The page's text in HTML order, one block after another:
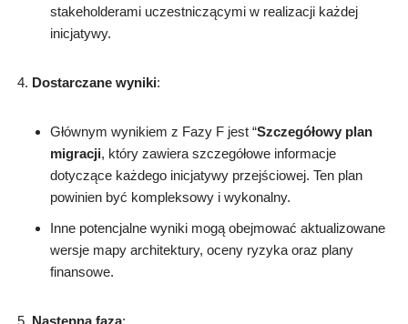
stakeholderami uczestniczącymi w realizacji każdej
inicjatywy.
Dostarczane wyniki:
Głównym wynikiem z Fazy F jest “Szczegółowy plan
migracji, który zawiera szczegółowe informacje
dotyczące każdego inicjatywy przejściowej. Ten plan
powinien być kompleksowy i wykonalny.
Inne potencjalne wyniki mogą obejmować aktualizowane
wersje mapy architektury, oceny ryzyka oraz plany
finansowe.